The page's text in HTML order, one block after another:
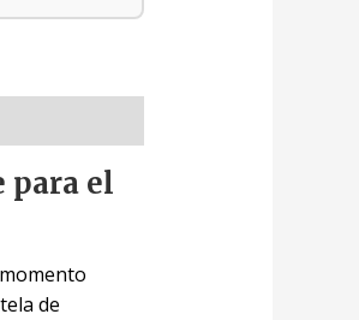
para el
de